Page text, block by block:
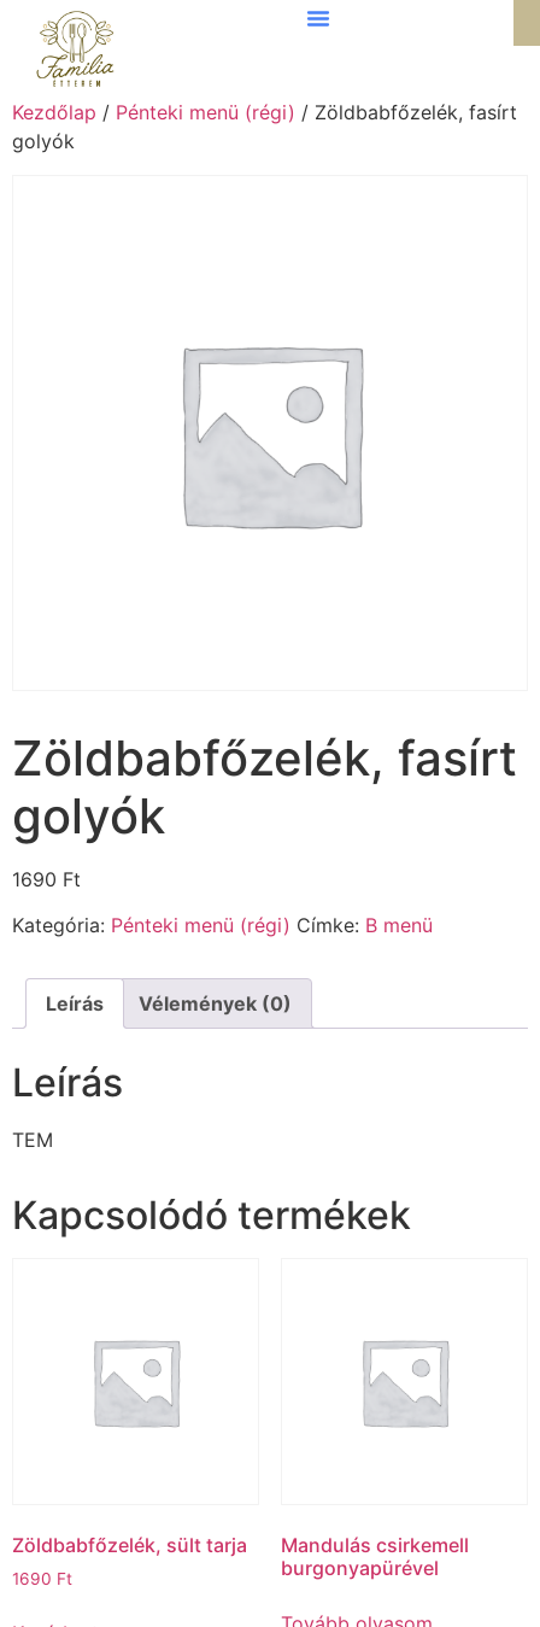
Kezdőlap / Pénteki menü (régi) / Zöldbabfőzelék, fasírt
golyók
Zöldbabfőzelék, fasírt
golyók
1690 Ft
Kategória: Pénteki menü (régi) Címke: B menü
Leírás Vélemények (0)
Leírás
TEM
Kapcsolódó termékek
Zöldbabfőzelék, sült tarja
1690 Ft
Mandulás csirkemell
burgonyapürével